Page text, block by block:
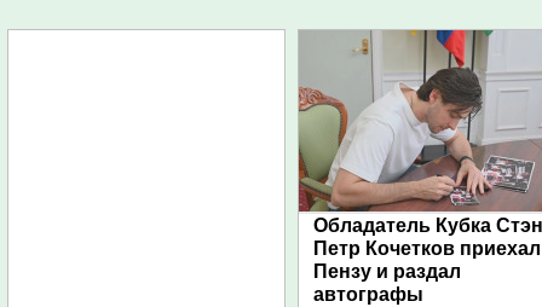
Обладатель Кубка
Петр Кочетков
Пензу и раздал
автографы